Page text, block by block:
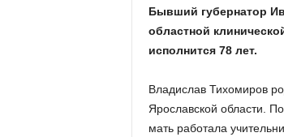
Бывший губернатор
областной
исполнится 78 лет.
Владислав Тихомиров
Ярославской области.
мать работала